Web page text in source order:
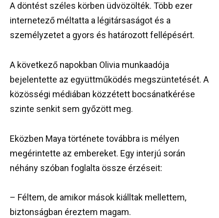
A döntést széles körben üdvözölték. Több ezer
internetező méltatta a légitársaságot és a
személyzetet a gyors és határozott fellépésért.
A következő napokban Olivia munkaadója
bejelentette az együttműködés megszüntetését. A
közösségi médiában közzétett bocsánatkérése
szinte senkit sem győzött meg.
Eközben Maya története továbbra is mélyen
megérintette az embereket. Egy interjú során
néhány szóban foglalta össze érzéseit:
– Féltem, de amikor mások kiálltak mellettem,
biztonságban éreztem magam.